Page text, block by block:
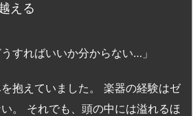
える
すればいいか分からない…」
抱えていました。 楽器の経験はゼ
。 それでも、頭の中には溢れるほ